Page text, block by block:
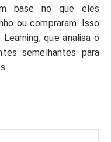
base no que eles
ou compraram. Isso
que analisa o
semelhantes para